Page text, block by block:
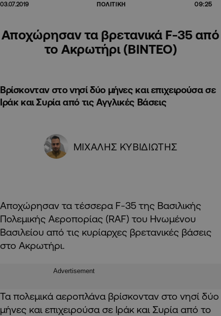
03.07.2019 ΠΟΛΙΤΙΚΗ 09:25
Αποχώρησαν τα βρετανικά F-35 από
το Ακρωτήρι (ΒΙΝΤΕΟ)
Βρίσκονταν στο νησί δύο μήνες και επιχειρούσα σε
Ιράκ και Συρία από τις Αγγλικές Βάσεις
ΜΙΧΑΛΗΣ ΚΥΒΙΔΙΩΤΗΣ
Αποχώρησαν τα τέσσερα F-35 της Βασιλικής
Πολεμικής Αεροπορίας (RAF) του Ηνωμένου
Βασιλείου από τις κυρίαρχες βρετανικές βάσεις
στο Ακρωτήρι.
Advertisement
Τα πολεμικά αεροπλάνα βρίσκονταν στο νησί δύο
μήνες και επιχειρούσα σε Ιράκ και Συρία από το